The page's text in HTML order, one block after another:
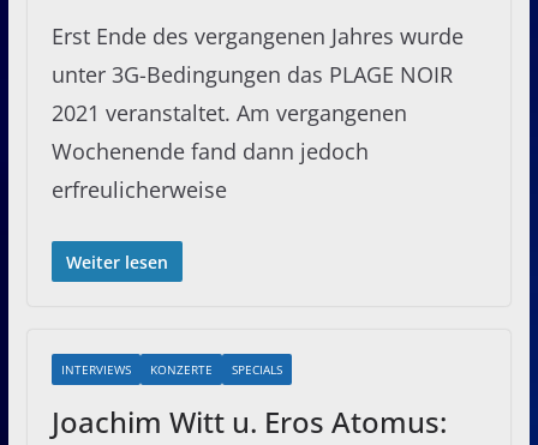
Erst Ende des vergangenen Jahres wurde
unter 3G-Bedingungen das PLAGE NOIR
2021 veranstaltet. Am vergangenen
Wochenende fand dann jedoch
erfreulicherweise
Weiter lesen
INTERVIEWS KONZERTE SPECIALS
Joachim Witt u. Eros Atomus: